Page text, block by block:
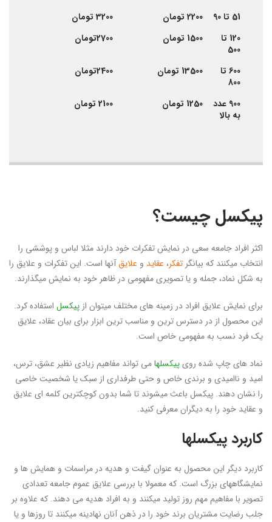
51 تا 90
2200 تومان
3200 تومان
120 تا
500
1500 تومان 2700تومان
600 تا
800
13500 تومان 2400تومان
900 عدد
به بالا
1250 تومان 2100 تومان
پیکسل چیست؟
اکثر افراد جامعه سعی در نمایش تفکرات خود دارند مثلا لباس و پوششی را
انتخاب میکنند که بیانگر تفکر، عقاید و علایقآنها است. این تفکرات و علایق را
به شکل نماد، جمله و یا تصویری مفهومی در ظاهر خود به نمایش میگذارند.
برای نمایش علایق افراد در زمینه های مختلف میتوان از پیکسل استفاده کرد.
این محصول از در دسترس ترین و مناسب ترین ابزار برای بیان عقاد، علایق
یک فرد نسب به مفهومی خاص است.
نماد های چاپ شده رویپیکسلهامی تواند مفاهیم زیادی نظیر عشق، ترس،
امید و ناامیدی و برندی خاص و حتی طرفداری از سبک یا شخصیت خاصی
را نشان دهند. پیکسل باعث میشوند تا شما بدون کوچکترین کلمه ای علایق
و عقاید خود را به دیگران معرفی کنید.
کاربرد پیکسلها
کاربرد دیگر این محصول به عنوان گیفت و هدیه در مراسمات و همایش ها و
نمایشگاههای بزرگ است. که معمولا با بررسی علایق عموم جامعه تعدادی
تصویر با مفاهیم مهم روز تولید میکنند و به افراد هدیه می دهند. که علاوه بر
جلب رضایت مشتریان برند خود را در ذهن آنان نهادینه میکنند تا روزها و یا